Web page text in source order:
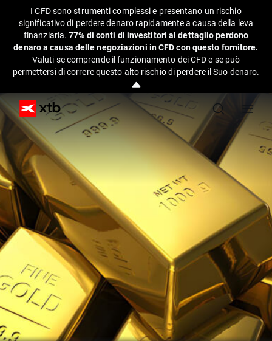
I CFD sono strumenti complessi e presentano un rischio
significativo di perdere denaro rapidamente a causa della leva
finanziaria.77% di conti di investitori al dettaglio perdono
denaro a causa delle negoziazioni in CFD con questo fornitore.
Valuti se comprende il funzionamento dei CFD e se può
permettersi di correre questo alto rischio di perdere il Suo denaro.